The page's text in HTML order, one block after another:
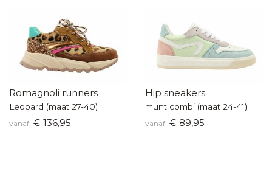
Romagnoli runners
Leopard (maat 27-40)
vanaf € 136,95
Hip sneakers
munt combi (maat 24-41)
vanaf € 89,95